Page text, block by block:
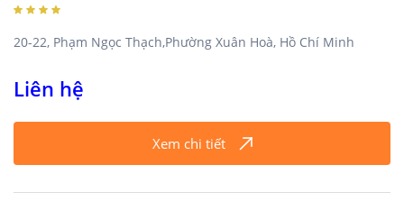
20-22, Phạm Ngọc Thạch,Phường Xuân Hoà, Hồ Chí Minh
Liên hệ
Xem chi tiết